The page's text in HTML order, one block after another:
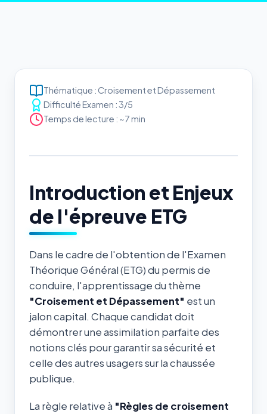
Thématique : Croisement et Dépassement
Difficulté Examen : 3/5
Temps de lecture : ~7 min
Introduction et Enjeux
de l'épreuve ETG
Dans le cadre de l'obtention de l'Examen
Théorique Général (ETG) du permis de
conduire, l'apprentissage du thème
"Croisement et Dépassement" est un
jalon capital. Chaque candidat doit
démontrer une assimilation parfaite des
notions clés pour garantir sa sécurité et
celle des autres usagers sur la chaussée
publique.
La règle relative à "Règles de croisement